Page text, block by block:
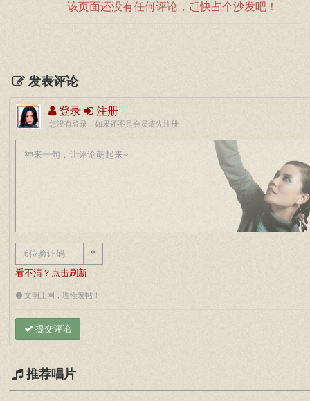
该页面还没有任何评论，赶快占个沙发吧！
发表评论
登录 注册
您没有登录，如果还不是会员请先注册
*
看不清？点击刷新
文明上网，理性发帖！
提交评论
推荐唱片